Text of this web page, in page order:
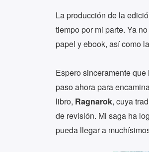
La producción de la
tiempo por mi parte. Ya
papel y ebook, así como
Espero sinceramente
paso ahora para
libro, Ragnarok, cuya
de revisión. Mi saga ha
pueda llegar a